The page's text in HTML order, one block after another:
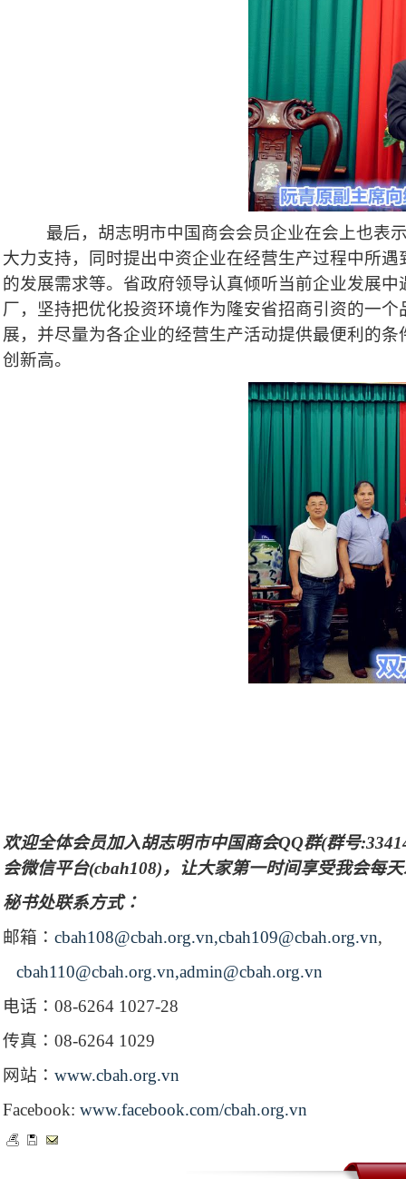
最后，胡志明市中国商会会员企业在会上也表
大力支持，同时提出中资企业在经营生产过程中所
的发展需求等。省政府领导认真倾听当前企业发展
厂，坚持把优化投资环境作为隆安省招商引资的一
展，并尽量为各企业的经营生产活动提供最便利的
创新高。
欢迎全体会员加入胡志明市中国商会QQ群(群号
会微信平台(cbah108) ，让大家第一时间享受我会每
秘书处联系方式：
邮箱： cbah108@cbah.org.vn,cbah109@cbah.org.vn,
cbah110@cbah.org.vn,admin@cbah.org.vn
电话： 08-6264 1027-28
传真： 08-6264 1029
网站： www.cbah.org.vn
Facebook: www.facebook.com/cbah.org.vn